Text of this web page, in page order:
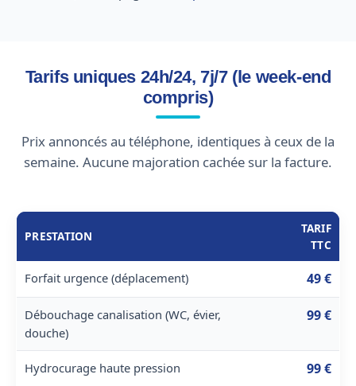
Tarifs uniques 24h/24, 7j/7 (le week-end
compris)
Prix annoncés au téléphone, identiques à ceux de la
semaine. Aucune majoration cachée sur la facture.
PRESTATION
TARIF
TTC
Forfait urgence (déplacement) 49 €
Débouchage canalisation (WC, évier,
douche)
99 €
Hydrocurage haute pression 99 €